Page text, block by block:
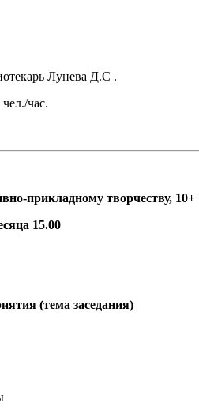
Лунева Д.С .
час.
прикладному творчеству, 10+
15.00
(тема заседания)